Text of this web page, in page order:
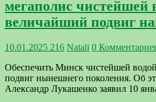
мегаполис чистейшей
величайший подвиг
10.01.2025 216 Natali 0
Обеспечить Минск чистейшей
подвиг нынешнего поколения. Об
Александр Лукашенко заявил 10